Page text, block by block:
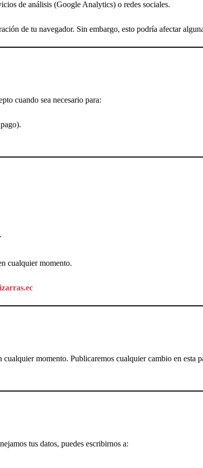
de análisis (Google Analytics) o redes sociales.
de tu navegador. Sin embargo, esto podría afectar
cuando sea necesario para:
cualquier momento.
momento. Publicaremos cualquier cambio en esta
tus datos, puedes escribirnos a: